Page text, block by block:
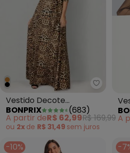
bonprix
Vestido Decote
Transpassado Animal
Print Marrom
BONPRIX (683)
A partir deR$ 62,99R$ 169,99
ou 2x de R$ 31,49 sem juros
A
-10% -